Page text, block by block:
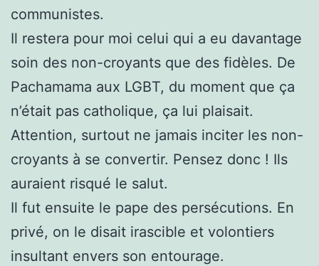
communistes.
Il restera pour moi celui qui a eu davantage
soin des non-croyants que des fidèles. De
Pachamama aux LGBT, du moment que ça
n’était pas catholique, ça lui plaisait.
Attention, surtout ne jamais inciter les non-
croyants à se convertir. Pensez donc ! Ils
auraient risqué le salut.
Il fut ensuite le pape des persécutions. En
privé, on le disait irascible et volontiers
insultant envers son entourage.